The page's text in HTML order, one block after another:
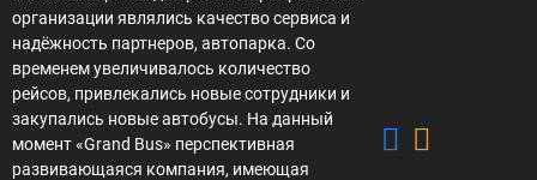
организации являлись качество сервиса и
надёжность партнеров, автопарка. Со
временем увеличивалось количество
рейсов, привлекались новые сотрудники и
закупались новые автобусы. На данный
момент «Grand Bus» перспективная
развивающаяся компания, имеющая